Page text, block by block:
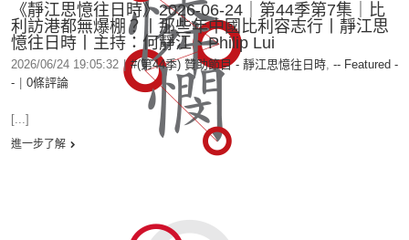
《靜江思憶往日時》2026-06-24｜第44季第7集｜比
利訪港都無爆棚？丨那些年中國比利容志行丨靜江思
憶往日時丨主持：何靜江、Philip Lui
2026/06/24 19:05:32 | #(第44季) 贊助節目 - 靜江思憶往日時, -- Featured -
-
0條評論
[...]
進一步了解